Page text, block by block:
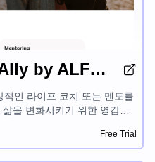
Virtual Coaching Ally by ALFAMIND
인 라이프 코치 또는 멘토를
을 변화시키기 위한 영감을
룹 및 리더십 기술 개발과 같
자가 개인 성장을 포용하고 전
Free Trial